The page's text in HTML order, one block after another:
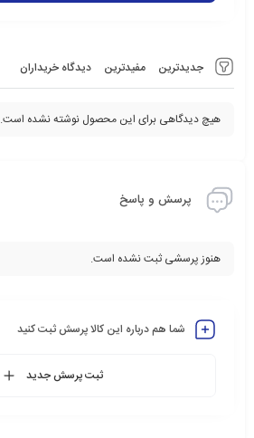
جدیدترین مفیدترین دیدگاه خریداران
هیچ دیدگاهی برای این محصول نوشته نشده است.
پرسش و پاسخ
هنوز پرسشی ثبت نشده است.
شما هم درباره این کالا پرسش ثبت کنید
ثبت پرسش جدید